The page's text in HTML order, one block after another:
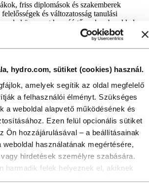
hydro.com, sütiket (cookies) használ.
amelyek segítik az oldal megfelelő
a felhasználói élményt. Szükséges
a weboldal alapvető működésének és
Ezen felül opcionális sütiket
Ön hozzájárulásával – a beállításainak
használatának megértésére,
hirdetések személyre szabására.
harmadik felek helyeznek el, akiknek
friss diplomások és szakemberek
és változatosság tanulási
hozzáértő szakemberekkel.
függünk, hogy fontos iparágakat
jövő érdekében. Nálunk egy nagyobb
te formálod a történetet.